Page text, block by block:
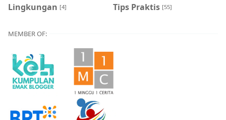
Lingkungan [4] Tips Praktis [55]
MEMBER OF: